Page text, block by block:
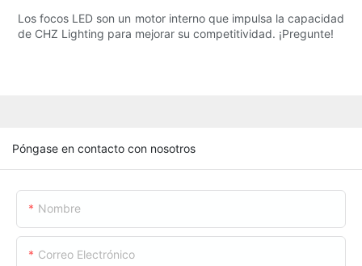
Los focos LED son un motor interno que impulsa la capacidad
de CHZ Lighting para mejorar su competitividad. ¡Pregunte!
Póngase en contacto con nosotros
Nombre
Correo Electrónico